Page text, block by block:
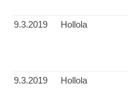
9.3.2019
Hollola
9.3.2019
Hollola